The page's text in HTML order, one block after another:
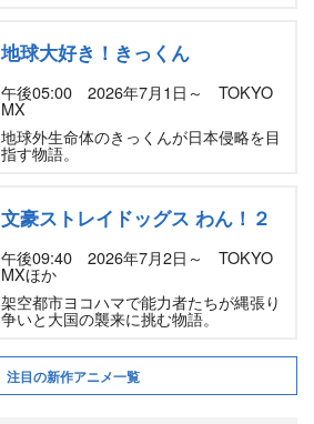
地球大好き！きっくん
午後05:00 2026年7月1日～ TOKYO
MX
地球外生命体のきっくんが日本侵略を目
指す物語。
文豪ストレイドッグス わん！２
午後09:40 2026年7月2日～ TOKYO
MXほか
架空都市ヨコハマで能力者たちが縄張り
争いと大国の襲来に挑む物語。
注目の新作アニメ一覧